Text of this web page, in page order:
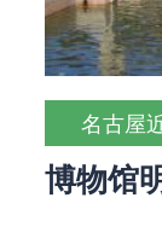
名古屋
博物馆